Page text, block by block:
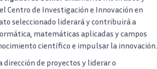
Centro de Investigación e Innovación en
seleccionado liderará y contribuirá a
matemáticas aplicadas y campos
científico e impulsar la innovación.
dirección de proyectos y liderar o